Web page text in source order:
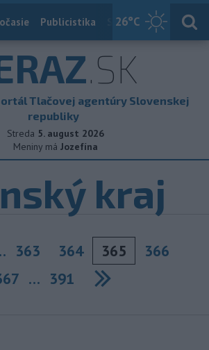
26°C
Publicistika Slovensko
.SK
Tlačovej agentúry Slovenskej
republiky
Streda 5. august 2026
Meniny má Jozefína
kraj
363 364 365
366
… 391